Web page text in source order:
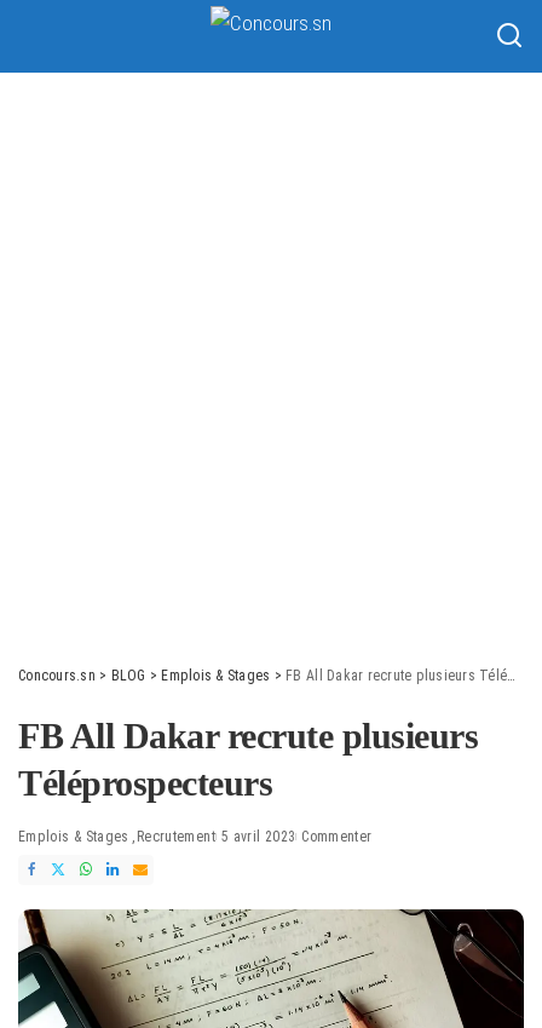
Concours.sn > BLOG > Emplois & Stages > FB All Dakar recrute plusieurs Téléprospecteurs
FB All Dakar recrute plusieurs
Téléprospecteurs
Emplois & Stages Recrutement 5 avril 2023 Commenter